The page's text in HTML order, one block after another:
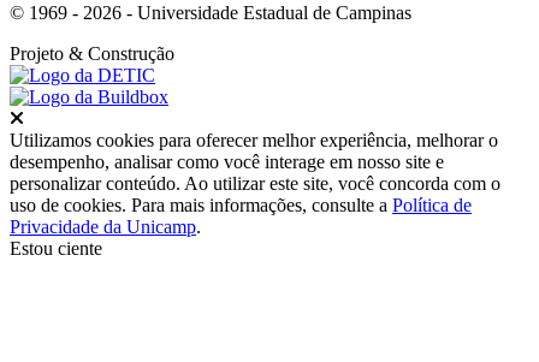
© 1969 - 2026 - Universidade Estadual de Campinas
Projeto & Construção
Utilizamos cookies para oferecer melhor experiência, melhorar o
desempenho, analisar como você interage em nosso site e
personalizar conteúdo. Ao utilizar este site, você concorda com o
uso de cookies. Para mais informações, consulte a Política de
Privacidade da Unicamp.
Estou ciente